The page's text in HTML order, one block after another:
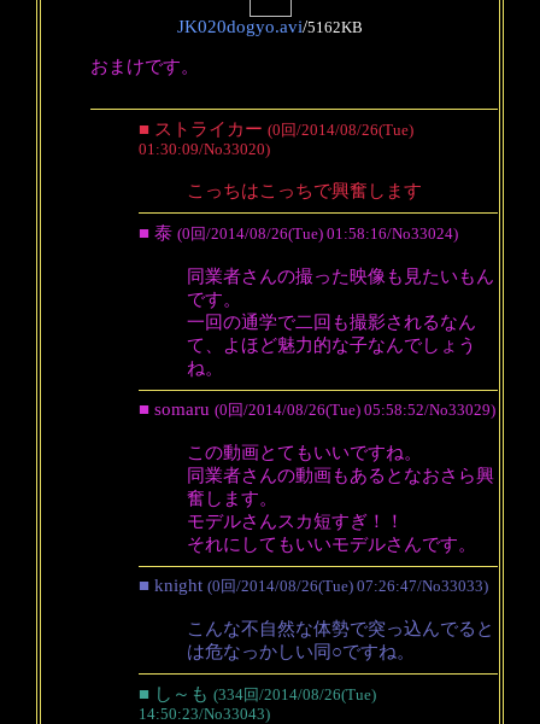
JK020dogyo.avi/5162KB
おまけです。
■ ストライカー (0回/2014/08/26(Tue)
01:30:09/No33020)
こっちはこっちで興奮します
■ 泰 (0回/2014/08/26(Tue) 01:58:16/No33024)
同業者さんの撮った映像も見たいもん
です。
一回の通学で二回も撮影されるなん
て、よほど魅力的な子なんでしょう
ね。
■ somaru (0回/2014/08/26(Tue) 05:58:52/No33029)
この動画とてもいいですね。
同業者さんの動画もあるとなおさら興
奮します。
モデルさんスカ短すぎ！！
それにしてもいいモデルさんです。
■ knight (0回/2014/08/26(Tue) 07:26:47/No33033)
こんな不自然な体勢で突っ込んでると
は危なっかしい同○ですね。
■ し～も (334回/2014/08/26(Tue)
14:50:23/No33043)